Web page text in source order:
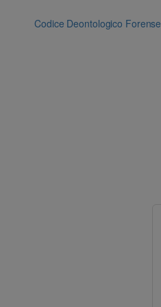
Codice Deontologico Forense